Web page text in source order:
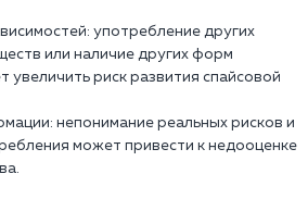
употребление других
или наличие других форм
увеличить риск развития спайсовой
непонимание реальных рисков и
может привести к недооценке